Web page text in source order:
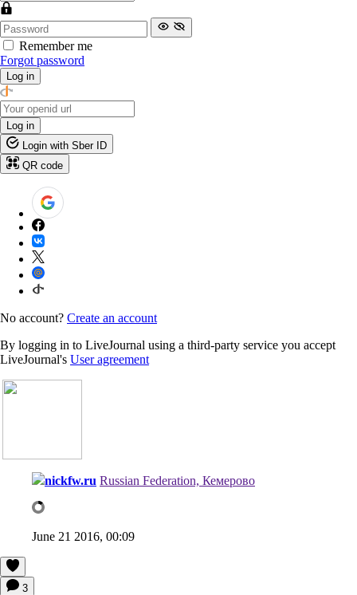
Remember me
Forgot password
Log in
Log in
Login with Sber ID
QR code
No account? Create an account
By logging in to LiveJournal using a third-party service you accept
LiveJournal's User agreement
nickfw.ru Russian Federation, Кемерово
June 21 2016, 00:09
3